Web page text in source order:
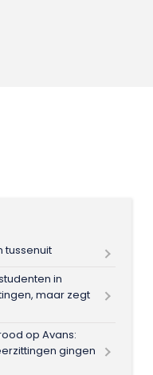
tussenuit
in
maar zegt
op Avans:
gingen